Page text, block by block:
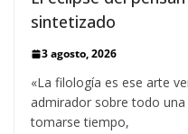
sintetizado
3 agosto, 2026
«La filología es ese arte
admirador sobre todo
tomarse tiempo,